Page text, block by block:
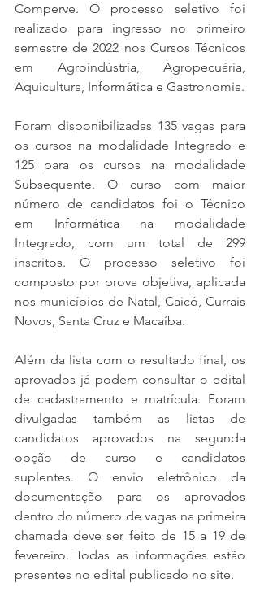
Comperve. O processo seletivo foi
realizado para ingresso no primeiro
semestre de 2022 nos Cursos Técnicos
em Agroindústria, Agropecuária,
Aquicultura, Informática e Gastronomia.
Foram disponibilizadas 135 vagas para
os cursos na modalidade Integrado e
125 para os cursos na modalidade
Subsequente. O curso com maior
número de candidatos foi o Técnico
em Informática na modalidade
Integrado, com um total de 299
inscritos. O processo seletivo foi
composto por prova objetiva, aplicada
nos municípios de Natal, Caicó, Currais
Novos, Santa Cruz e Macaíba.
Além da lista com o resultado final, os
aprovados já podem consultar o edital
de cadastramento e matrícula. Foram
divulgadas também as listas de
candidatos aprovados na segunda
opção de curso e candidatos
suplentes. O envio eletrônico da
documentação para os aprovados
dentro do número de vagas na primeira
chamada deve ser feito de 15 a 19 de
fevereiro. Todas as informações estão
presentes no edital publicado no site.